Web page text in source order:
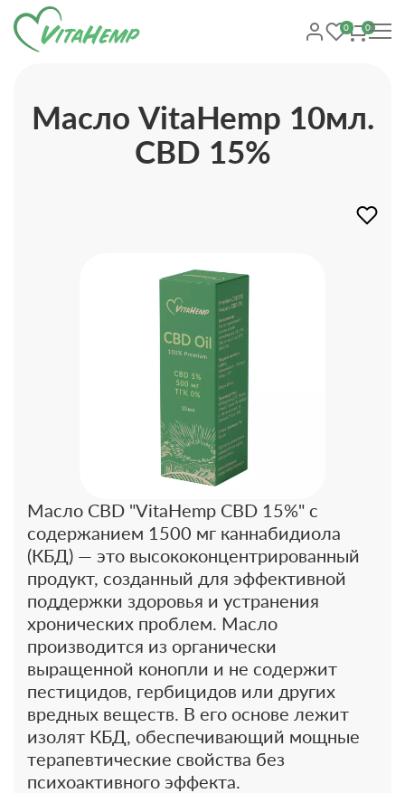
0 0
Масло VitaHemp 10мл.
CBD 15%
Масло CBD "VitaHemp CBD 15%" с
содержанием 1500 мг каннабидиола
(КБД) — это высококонцентрированный
продукт, созданный для эффективной
поддержки здоровья и устранения
хронических проблем. Масло
производится из органически
выращенной конопли и не содержит
пестицидов, гербицидов или других
вредных веществ. В его основе лежит
изолят КБД, обеспечивающий мощные
терапевтические свойства без
психоактивного эффекта.